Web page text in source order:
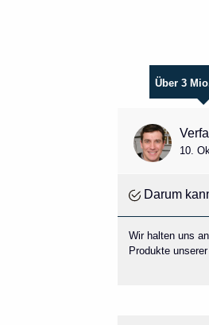
Über 3
10.
Darum
Wir halten uns
Produkte